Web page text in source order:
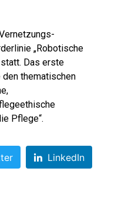
„Robotische
Das erste
thematischen
Pflege“.
LinkedIn